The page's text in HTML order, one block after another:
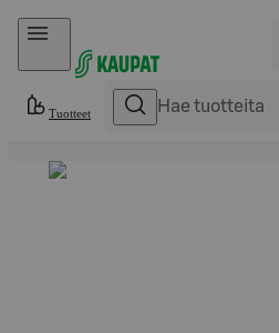
Hyppää sisältöön
Tuotteet